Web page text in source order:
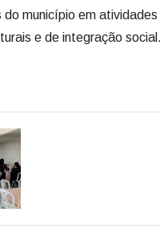
do município em atividades
e de integração social.